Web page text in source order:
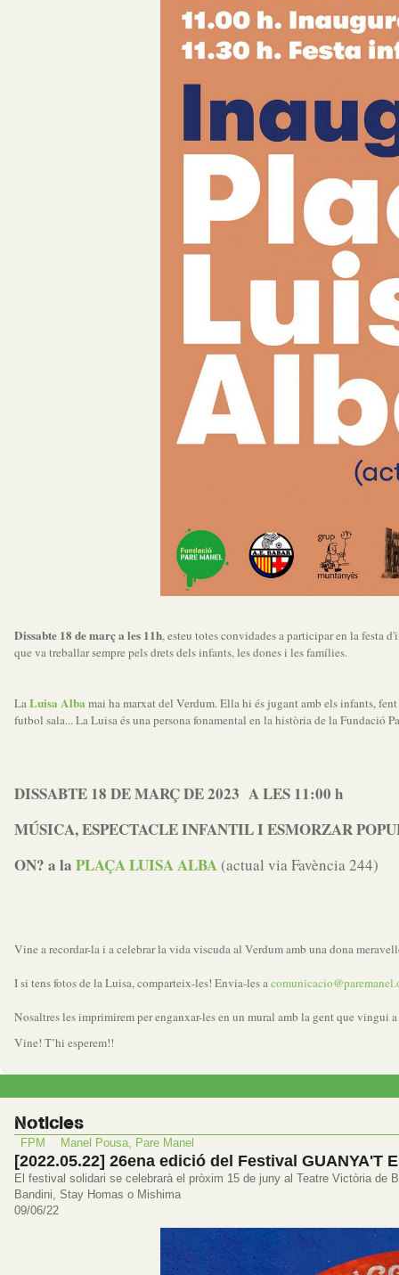
Dissabte 18 de març a les 11h, esteu totes convidades a participar en la festa
que va treballar sempre pels drets dels infants, les dones i les famílies.
LaLuisa Alba mai ha marxat del Verdum. Ella hi és jugant amb els infants,
futbol sala... La Luisa és una persona fonamental en la història de la
DISSABTE 18 DE MARÇ DE 2023 A LES 11:00 h
MÚSICA, ESPECTACLE INFANTIL I ESMORZAR
ON? a la PLAÇA LUISA ALBA (actual via Favència 244)
Vine a recordar-la i a celebrar la vida viscuda al Verdum amb una dona
I si tens fotos de la Luisa, comparteix-les! Envia-les a
Nosaltres les imprimirem per enganxar-les en un mural amb la gent que vingui
Vine! T’hi esperem!!
Noticies
FPM Manel Pousa, Pare Manel
[2022.05.22] 26ena edició del Festival GUANYA'T
El festival solidari se celebrarà el pròxim 15 de juny al Teatre Victòria
Bandini, Stay Homas o Mishima
09/06/22